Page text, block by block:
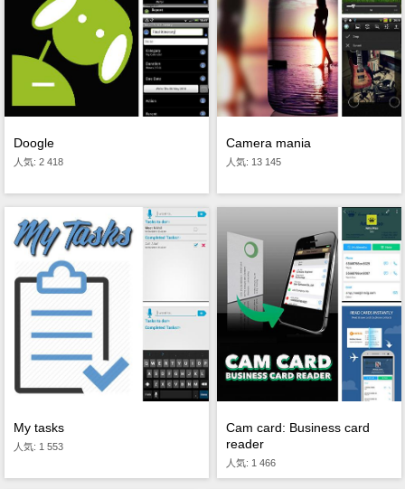
Doogle
人気: 2 418
Camera mania
人気: 13 145
My tasks
人気: 1 553
Cam card: Business card
reader
人気: 1 466